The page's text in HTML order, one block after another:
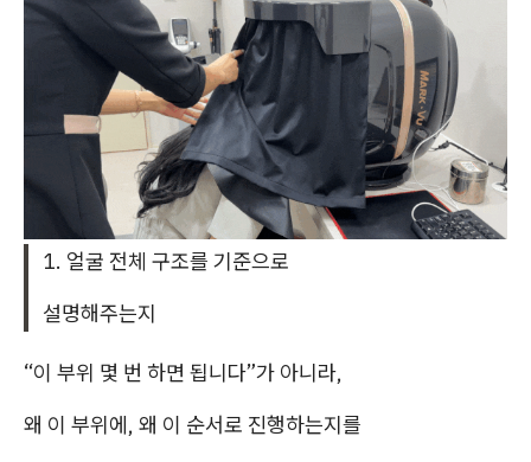
1. 얼굴 전체 구조를 기준으로
설명해주는지
“이 부위 몇 번 하면 됩니다”가 아니라,
왜 이 부위에, 왜 이 순서로 진행하는지를